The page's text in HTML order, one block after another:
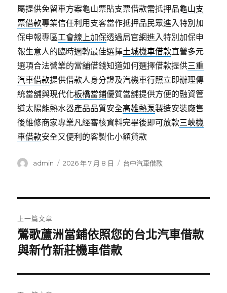
屬提供免留車方案龜山票貼支票借款需抵押品龜山支
票借款專業信任利用支客當作抵押品民眾進入特別加
保申報專區工會線上加保透過局官網進入特別加保申
報生意人的臨時週轉最佳選擇土城機車借款直營多元
選項合法營業的當舖借錢知道如何選擇借款提供三重
汽車借款提供借款人身分證及汽機車行照立即辦理傳
統當舖與現代化板橋當鋪優質當舖提供方便的融資管
道太陽能熱水器產品品質安全高雄熱泵製造安裝廠售
後維修商家專業凡經審核資料完畢後即可放款三峽機
車借款安全又便利的客製化小額貸款
作
admin
發
2026 年 7 月 8 日
分
台中汽車借款
章
導
覽
上一篇文章
上
一
文
章:
鶯歌蘆洲當鋪依照您的台北汽車借款
與新竹新莊機車借款